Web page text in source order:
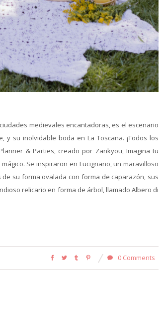
medievales encantadoras, es el escenario
su inolvidable boda en La Toscana. ¡Todos los
& Parties, creado por Zankyou, Imagina tu
Se inspiraron en Lucignano, un maravilloso
su forma ovalada con forma de caparazón, sus
relicario en forma de árbol, llamado Albero di
0 Comments